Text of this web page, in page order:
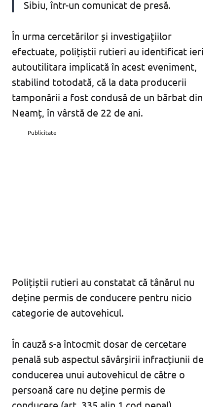
Sibiu, într-un comunicat de presă.
În urma cercetărilor și investigațiilor
efectuate, polițiștii rutieri au identificat ieri
autoutilitara implicată în acest eveniment,
stabilind totodată, că la data producerii
tamponării a fost condusă de un bărbat din
Neamț, în vârstă de 22 de ani.
Publicitate
Polițiștii rutieri au constatat că tânărul nu
deține permis de conducere pentru nicio
categorie de autovehicul.
În cauză s-a întocmit dosar de cercetare
penală sub aspectul săvârșirii infracțiunii de
conducerea unui autovehicul de către o
persoană care nu deține permis de